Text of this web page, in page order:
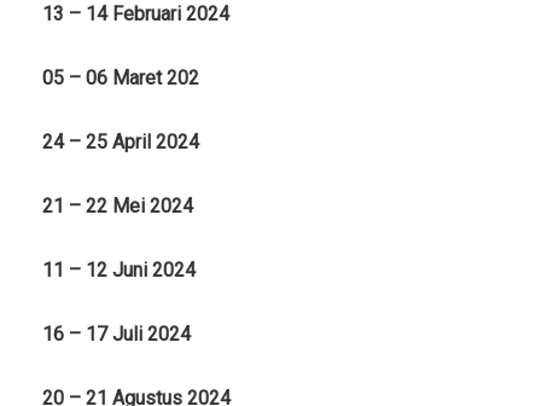
13 – 14 Februari 2024
05 – 06 Maret 202
24 – 25 April 2024
21 – 22 Mei 2024
11 – 12 Juni 2024
16 – 17 Juli 2024
20 – 21 Agustus 2024